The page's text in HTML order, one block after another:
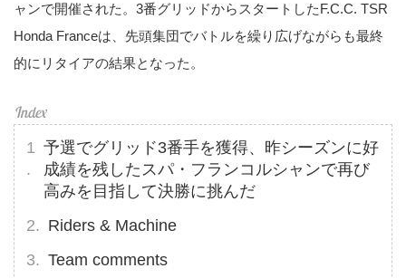
ャンで開催された。3番グリッドからスタートしたF.C.C. TSR
Honda Franceは、先頭集団でバトルを繰り広げながらも最終
的にリタイアの結果となった。
予選でグリッド3番手を獲得、昨シーズンに好
成績を残したスパ・フランコルシャンで再び
高みを目指して決勝に挑んだ
Riders & Machine
Team comments